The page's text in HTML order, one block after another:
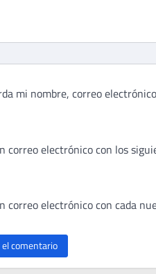
mi nombre, correo
correo electrónico con los
correo electrónico con cada